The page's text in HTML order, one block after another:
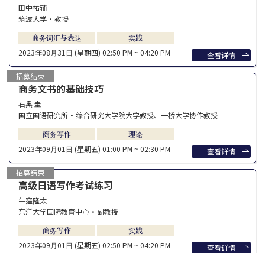
2023年08⽉31⽇ (星期四) 02:50 PM ~ 04:20 PM
商务词汇与表达 实践
田中祐辅
筑波大学·教授
查看详情
招募结束
2023年09⽉01⽇ (星期五) 01:00 PM ~ 02:30 PM
商务写作 理论
石黑 圭
国立国语研究所・综合研究大学院大学教授、一桥大学协作教授
商务文书的基础技巧
查看详情
招募结束
2023年09⽉01⽇ (星期五) 02:50 PM ~ 04:20 PM
商务写作 实践
牛窪隆太
东洋大学国际教育中心・副教授
高级日语写作考试练习
查看详情